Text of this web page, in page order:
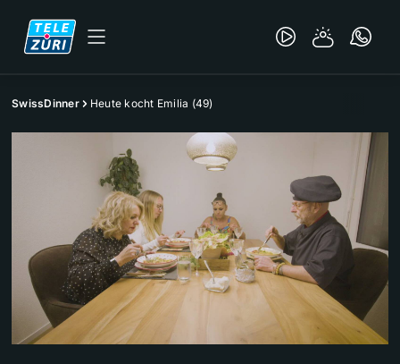
SwissDinner Heute kocht Emilia (49)